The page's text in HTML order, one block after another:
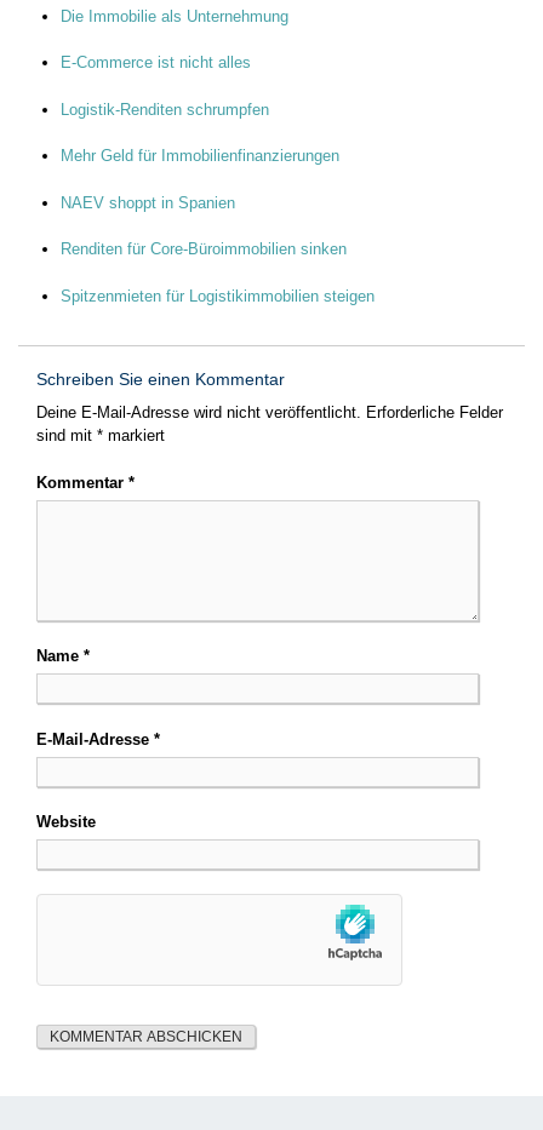
Die Immobilie als Unternehmung
E-Commerce ist nicht alles
Logistik-Renditen schrumpfen
Mehr Geld für Immobilienfinanzierungen
NAEV shoppt in Spanien
Renditen für Core-Büroimmobilien sinken
Spitzenmieten für Logistikimmobilien steigen
Schreiben Sie einen Kommentar
Deine E-Mail-Adresse wird nicht veröffentlicht. Erforderliche Felder
sind mit * markiert
Kommentar *
Name *
E-Mail-Adresse *
Website